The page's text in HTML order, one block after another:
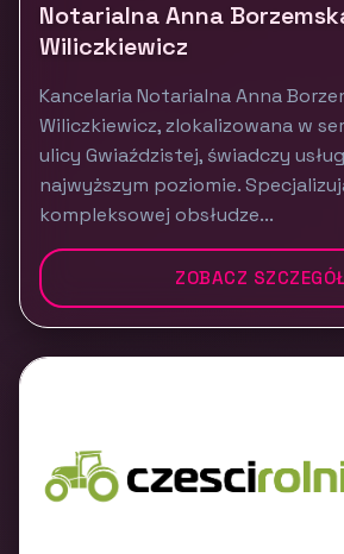
Notarialna Anna
Wiliczkiewicz
Kancelaria Notarialna Anna
Wiliczkiewicz, zlokalizowana w
ulicy Gwiaździstej, świadczy
najwyższym poziomie.
kompleksowej obsłudze...
ZOBACZ